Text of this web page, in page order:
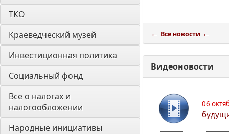
ТКО
Краеведческий музей
Инвестиционная политика
Социальный фонд
Все о налогах и
налогообложении
Народные инициативы
← Все новости ←
Видеоновости
06